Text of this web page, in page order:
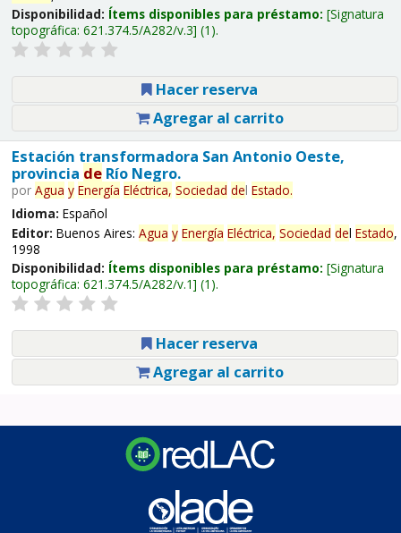
Disponibilidad: Ítems disponibles para préstamo: Signatura
topográfica: 621.374.5/A282/v.3 (1).
Hacer reserva
Agregar al carrito
Estación transformadora San Antonio Oeste,
provincia deRío Negro.
por Agua y Energía Eléctrica, Sociedad del Estado.
Idioma: Español
Editor: Buenos Aires: Agua y Energía Eléctrica, Sociedad del Estado,
1998
Disponibilidad: Ítems disponibles para préstamo: Signatura
topográfica: 621.374.5/A282/v.1 (1).
Hacer reserva
Agregar al carrito